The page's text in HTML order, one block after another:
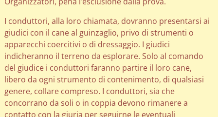
I conduttori, alla loro chiamata, dovranno presentarsi ai
giudici con il cane al guinzaglio, privo di strumenti o
apparecchi coercitivi o di dressaggio. I giudici
indicheranno il terreno da esplorare. Solo al comando
del giudice i conduttori faranno partire il loro cane,
libero da ogni strumento di contenimento, di qualsiasi
genere, collare compreso. I conduttori, sia che
concorrano da soli o in coppia devono rimanere a
contatto con la giuria per seguirne le eventuali